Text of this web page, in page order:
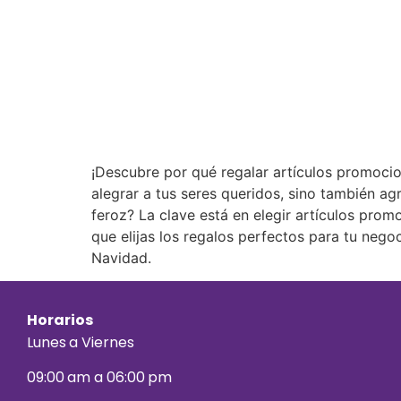
¡Descubre por qué regalar artículos
alegrar a tus seres queridos, sino también
feroz? La clave está en elegir artículos
que elijas los regalos perfectos para tu
Navidad.
Horarios
Lunes a Viernes
09:00 am a 06:00 pm